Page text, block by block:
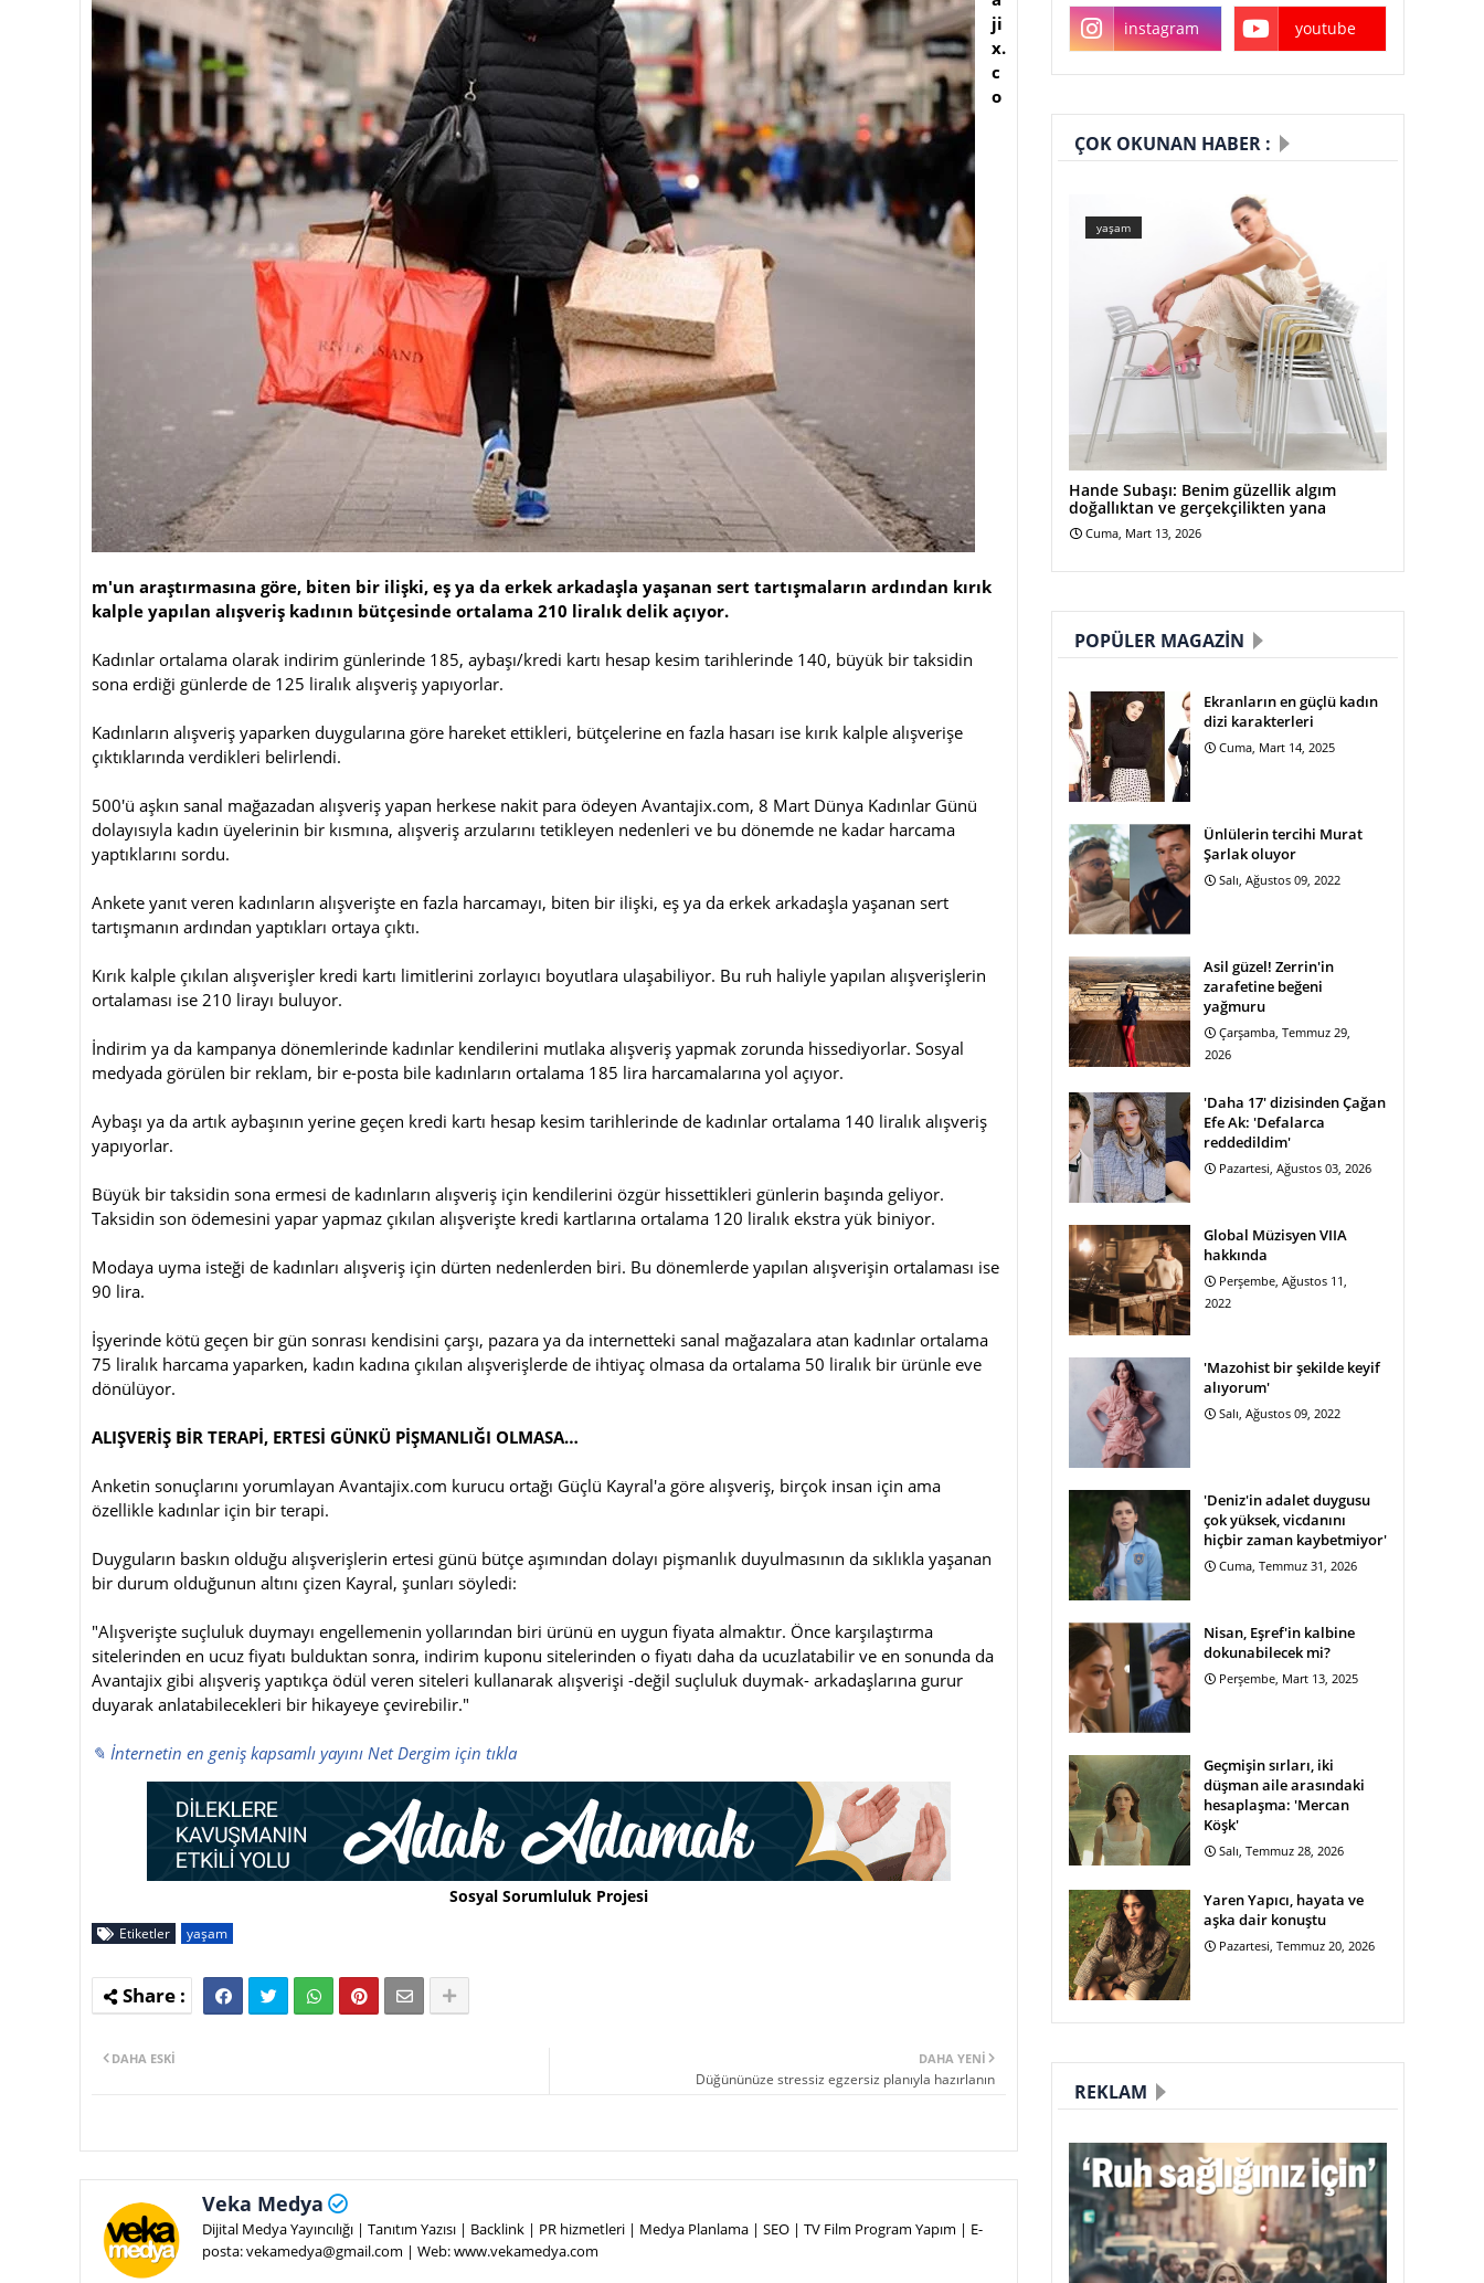
ji
x.
c
o
m'un araştırmasına göre, biten bir ilişki, eş ya da erkek arkadaşla yaşanan sert tartışmaların ardından kırık
kalple yapılan alışveriş kadının bütçesinde ortalama 210 liralık delik açıyor.
Kadınlar ortalama olarak indirim günlerinde 185, aybaşı/kredi kartı hesap kesim tarihlerinde 140, büyük bir taksidin
sona erdiği günlerde de 125 liralık alışveriş yapıyorlar.
Kadınların alışveriş yaparken duygularına göre hareket ettikleri, bütçelerine en fazla hasarı ise kırık kalple alışverişe
çıktıklarında verdikleri belirlendi.
500'ü aşkın sanal mağazadan alışveriş yapan herkese nakit para ödeyen Avantajix.com, 8 Mart Dünya Kadınlar Günü
dolayısıyla kadın üyelerinin bir kısmına, alışveriş arzularını tetikleyen nedenleri ve bu dönemde ne kadar harcama
yaptıklarını sordu.
Ankete yanıt veren kadınların alışverişte en fazla harcamayı, biten bir ilişki, eş ya da erkek arkadaşla yaşanan sert
tartışmanın ardından yaptıkları ortaya çıktı.
Kırık kalple çıkılan alışverişler kredi kartı limitlerini zorlayıcı boyutlara ulaşabiliyor. Bu ruh haliyle yapılan alışverişlerin
ortalaması ise 210 lirayı buluyor.
İndirim ya da kampanya dönemlerinde kadınlar kendilerini mutlaka alışveriş yapmak zorunda hissediyorlar. Sosyal
medyada görülen bir reklam, bir e-posta bile kadınların ortalama 185 lira harcamalarına yol açıyor.
Aybaşı ya da artık aybaşının yerine geçen kredi kartı hesap kesim tarihlerinde de kadınlar ortalama 140 liralık alışveriş
yapıyorlar.
Büyük bir taksidin sona ermesi de kadınların alışveriş için kendilerini özgür hissettikleri günlerin başında geliyor.
Taksidin son ödemesini yapar yapmaz çıkılan alışverişte kredi kartlarına ortalama 120 liralık ekstra yük biniyor.
Modaya uyma isteği de kadınları alışveriş için dürten nedenlerden biri. Bu dönemlerde yapılan alışverişin ortalaması ise
90 lira.
İşyerinde kötü geçen bir gün sonrası kendisini çarşı, pazara ya da internetteki sanal mağazalara atan kadınlar ortalama
75 liralık harcama yaparken, kadın kadına çıkılan alışverişlerde de ihtiyaç olmasa da ortalama 50 liralık bir ürünle eve
dönülüyor.
ALIŞVERİŞ BİR TERAPİ, ERTESİ GÜNKÜ PİŞMANLIĞI OLMASA…
Anketin sonuçlarını yorumlayan Avantajix.com kurucu ortağı Güçlü Kayral'a göre alışveriş, birçok insan için ama
özellikle kadınlar için bir terapi.
Duyguların baskın olduğu alışverişlerin ertesi günü bütçe aşımından dolayı pişmanlık duyulmasının da sıklıkla yaşanan
bir durum olduğunun altını çizen Kayral, şunları söyledi:
"Alışverişte suçluluk duymayı engellemenin yollarından biri ürünü en uygun fiyata almaktır. Önce karşılaştırma
sitelerinden en ucuz fiyatı bulduktan sonra, indirim kuponu sitelerinden o fiyatı daha da ucuzlatabilir ve en sonunda da
Avantajix gibi alışveriş yaptıkça ödül veren siteleri kullanarak alışverişi -değil suçluluk duymak- arkadaşlarına gurur
duyarak anlatabilecekleri bir hikayeye çevirebilir."
✎ İnternetin en geniş kapsamlı yayını Net Dergim için tıkla
Sosyal Sorumluluk Projesi
Etiketler yaşam
DAHA YENI
Düğününüze stressiz egzersiz planıyla hazırlanın
DAHA ESKI
Veka Medya
Dijital Medya Yayıncılığı | Tanıtım Yazısı | Backlink | PR hizmetleri | Medya Planlama | SEO | TV Film Program Yapım | E-
posta: vekamedya@gmail.com | Web: www.vekamedya.com
instagram youtube
ÇOK OKUNAN HABER :
yaşam
Hande Subaşı: Benim güzellik algım
doğallıktan ve gerçekçilikten yana
Cuma, Mart 13, 2026
POPÜLER MAGAZIN
Ekranların en güçlü kadın
dizi karakterleri
Cuma, Mart 14, 2025
Ünlülerin tercihi Murat
Şarlak oluyor
Salı, Ağustos 09, 2022
Asil güzel! Zerrin'in
zarafetine beğeni
yağmuru
Çarşamba, Temmuz 29,
2026
'Daha 17' dizisinden Çağan
Efe Ak: 'Defalarca
reddedildim'
Pazartesi, Ağustos 03, 2026
Global Müzisyen VIIA
hakkında
Perşembe, Ağustos 11,
2022
'Mazohist bir şekilde keyif
alıyorum'
Salı, Ağustos 09, 2022
'Deniz'in adalet duygusu
çok yüksek, vicdanını
hiçbir zaman kaybetmiyor'
Cuma, Temmuz 31, 2026
Nisan, Eşref'in kalbine
dokunabilecek mi?
Perşembe, Mart 13, 2025
Geçmişin sırları, iki
düşman aile arasındaki
hesaplaşma: 'Mercan
Köşk'
Salı, Temmuz 28, 2026
Yaren Yapıcı, hayata ve
aşka dair konuştu
Pazartesi, Temmuz 20, 2026
REKLAM